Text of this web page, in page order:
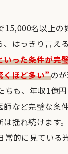
15,000名以上の
、はっきり言
いった条件が完
くほど多い”の
ちも、年収1億
師など完璧な条
は揺れ続けます
的に見ている